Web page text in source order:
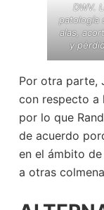
DWV.
patología
alas,
y
Por otra parte,
con respecto a
por lo que
de acuerdo
en el ámbito
a otras